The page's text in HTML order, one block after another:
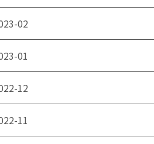
02
01
12
11